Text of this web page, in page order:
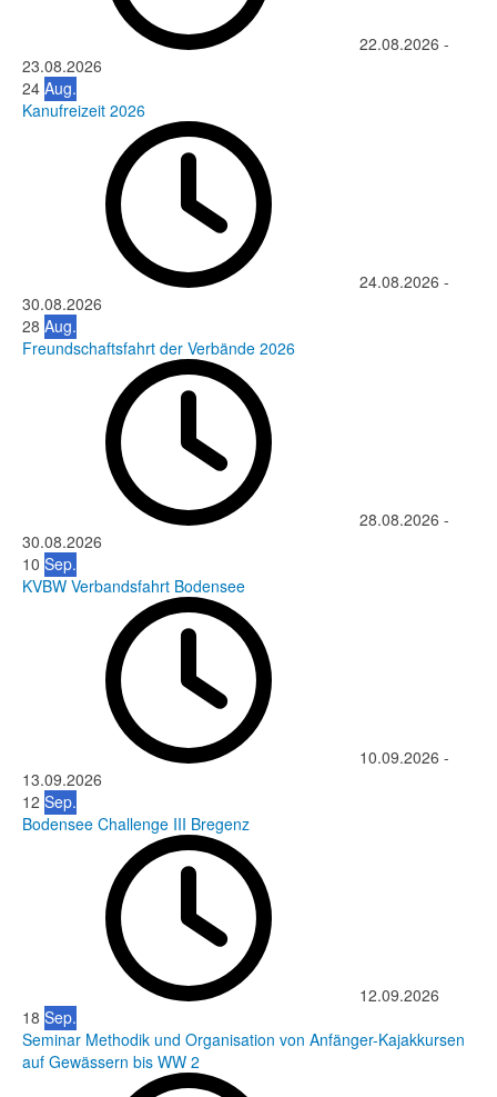
22.08.2026 -
23.08.2026
24 Aug.
Kanufreizeit 2026
24.08.2026 -
30.08.2026
28 Aug.
Freundschaftsfahrt der Verbände 2026
28.08.2026 -
30.08.2026
10 Sep.
KVBW Verbandsfahrt Bodensee
10.09.2026 -
13.09.2026
12 Sep.
Bodensee Challenge III Bregenz
12.09.2026
18 Sep.
Seminar Methodik und Organisation von Anfänger-Kajakkursen
auf Gewässern bis WW 2